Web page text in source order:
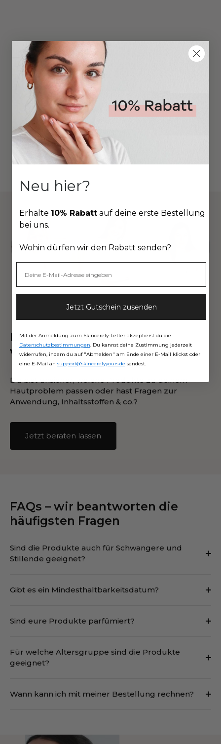
Lass dich kostenlos
von uns beraten.
Du bist unsicher, welche Produkte zu deinem
Hautproblem passen oder hast Fragen zur
Anwendung, Inhaltsstoffen & co.?
Jetzt beraten lassen
FAQs – wir beantworten die
häufigsten Fragen
Sind die Produkte auch für Schwangere und
Stillende geeignet?
Gibt es ein Mindesthaltbarkeitsdatum?
Sind eure Produkte parfümiert?
Für welche Altersgruppe sind die Produkte
geeignet?
Wann kann ich mit meiner Bestellung rechnen?
Neu hier?
Erhalte 10% Rabatt auf deine erste Bestellung
bei uns.
Wohin dürfen wir den Rabatt senden?
Jetzt Gutschein zusenden
Mit der Anmeldung zum Skincerely-Letter akzeptierst du die
Datenschutzbestimmungen. Du kannst deine Zustimmung jederzeit
widerrufen, indem du auf "Abmelden" am Ende einer E-Mail klickst oder
eine E-Mail an support@skincerelyyours.de sendest.